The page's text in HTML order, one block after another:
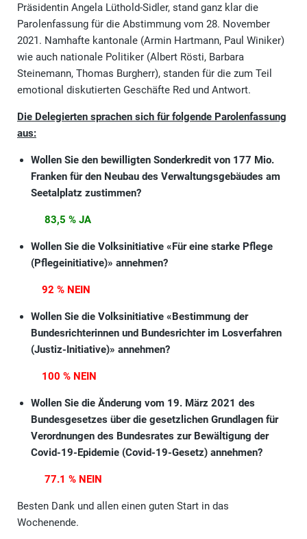
Präsidentin Angela Lüthold-Sidler, stand ganz klar die
Parolenfassung für die Abstimmung vom 28. November
2021. Namhafte kantonale (Armin Hartmann, Paul Winiker)
wie auch nationale Politiker (Albert Rösti, Barbara
Steinemann, Thomas Burgherr), standen für die zum Teil
emotional diskutierten Geschäfte Red und Antwort.
Die Delegierten sprachen sich für folgende Parolenfassung
aus:
Wollen Sie den bewilligten Sonderkredit von 177 Mio.
Franken für den Neubau des Verwaltungsgebäudes am
Seetalplatz zustimmen?
83,5 % JA
Wollen Sie die Volksinitiative «Für eine starke Pflege
(Pflegeinitiative)» annehmen?
92 % NEIN
Wollen Sie die Volksinitiative «Bestimmung der
Bundesrichterinnen und Bundesrichter im Losverfahren
(Justiz-Initiative)» annehmen?
100 % NEIN
Wollen Sie die Änderung vom 19. März 2021 des
Bundesgesetzes über die gesetzlichen Grundlagen für
Verordnungen des Bundesrates zur Bewältigung der
Covid-19-Epidemie (Covid-19-Gesetz) annehmen?
77.1 % NEIN
Besten Dank und allen einen guten Start in das
Wochenende.